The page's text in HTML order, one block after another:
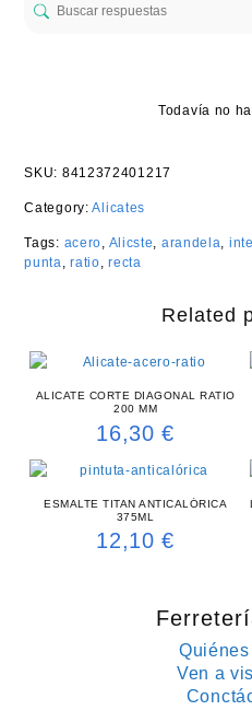
Todavía no
SKU: 8412372401217
Category:Alicates
Tags: acero, Alicste, arandela,
punta,ratio,recta
Related
ALICATE CORTE DIAGONAL RATIO
200 MM
16,30€
ESMALTE TITAN ANTICALÓRICA
375ML
12,10€
Ven a